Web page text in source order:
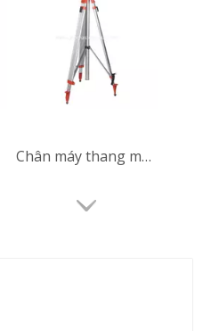
Chân máy thang máy của nhà thầu (3,6m)